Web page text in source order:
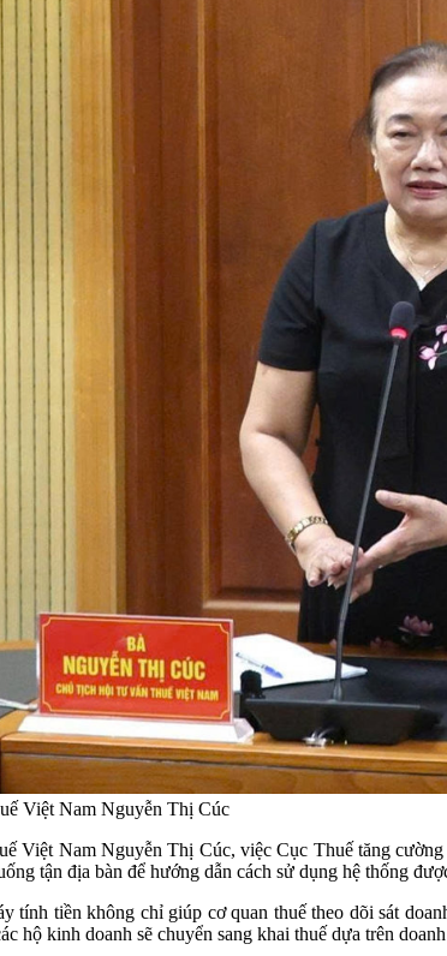
Việt Nam Nguyễn Thị Cúc
Việt Nam Nguyễn Thị Cúc, việc Cục Thuế tăng
tận địa bàn để hướng dẫn cách sử dụng hệ thống
tiền không chỉ giúp cơ quan thuế theo dõi sát
hộ kinh doanh sẽ chuyển sang khai thuế dựa trên